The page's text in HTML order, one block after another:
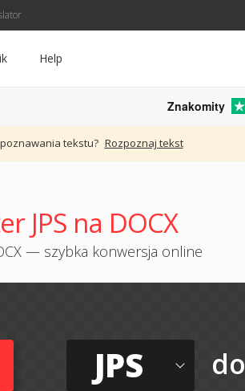
Help
Znakomity
tekstu? Rozpoznaj tekst
JPS na DOCX
— szybka konwersja online
JPS do